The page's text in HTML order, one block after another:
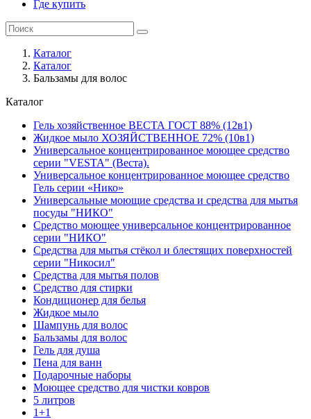
Где купить
Каталог
Каталог
Бальзамы для волос
Каталог
Гель хозяйственное ВЕСТА ГОСТ 88% (12в1)
Жидкое мыло ХОЗЯЙСТВЕННОЕ 72% (10в1)
Универсальное концентрированное моющее средство
серии "VESTA" (Веста).
Универсальное концентрированное моющее средство
Гель серии «Нико»
Универсальные моющие средства и средства для мытья
посуды "НИКО"
Средство моющее универсальное концентрированное
серии "НИКО"
Средства для мытья стёкол и блестящих поверхностей
серии "Никосил"
Средства для мытья полов
Средство для стирки
Кондиционер для белья
Жидкое мыло
Шампунь для волос
Бальзамы для волос
Гель для душа
Пена для ванн
Подарочные наборы
Моющее средство для чистки ковров
5 литров
1+1